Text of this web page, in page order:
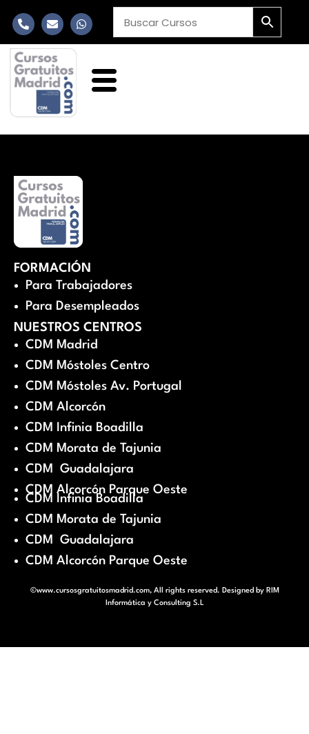
FORMACIÓN
Para Trabajadores
Para Desempleados
NUESTROS CENTROS
CDM Madrid
CDM Móstoles Centro
CDM Móstoles Av. Portugal
CDM Alcorcón
CDM Infinia Boadilla
CDM Morata de Tajunia
CDM Guadalajara
CDM Alcorcón Parque Oeste
CDM Infinia Boadilla
CDM Morata de Tajunia
CDM Guadalajara
CDM Alcorcón Parque Oeste
©www.cursosgratuitosmadrid.com, All rights reserved. Designed by RIM
Informática y Consulting S.L